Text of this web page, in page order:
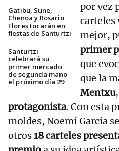
Gatibu, Süne,
Chenoa y Rosario
Flores tocarán en
fiestas de Santurtzi
Santurtzi
celebrará su
primer mercado
de segunda mano
el próximo día 29
por vez
carteles
mejor,
primer
que
que la
Mentxu
protagonista. Con esta
moldes, Noemí García
otros18 carteles